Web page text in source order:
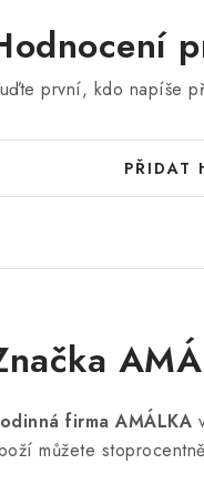
první, kdo napíše
PŘIDAT
firma AMÁLKA
můžete stoprocentně